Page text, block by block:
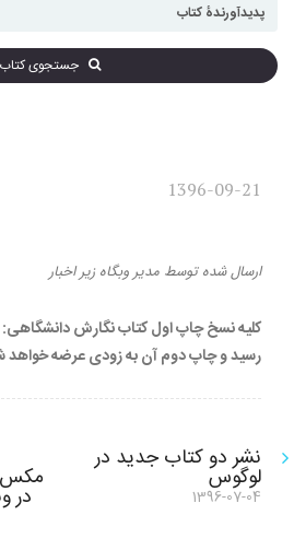
جستجوی کتاب
1396-09-21
ارسال شدهتوسط مدیر وبگاه زیراخبار
کلیه نسخ چاپ اول کتاب نگارش دانشگاهی:
رسید و چاپ دوم آن به زودی عرضه خواهد
راهبری
نوشته
نشر دو کتاب جدید در
لوگوس
نوشته
1396-07-04 در